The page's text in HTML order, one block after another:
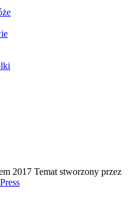
2017 Temat stworzony przez